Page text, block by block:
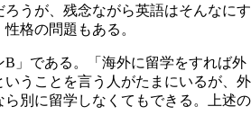
うが、残念ながら英語はそんなにす
格の問題もある。
」である。「海外に留学をすれば外
いうことを言う人がたまにいるが、外
ら別に留学しなくてもできる。上述の